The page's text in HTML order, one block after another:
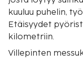
kuuluu puhelin,
Etäisyydet
kilometriin.
Villepinten